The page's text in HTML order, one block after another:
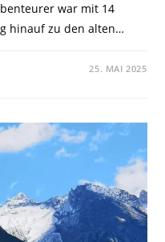
war mit 14
hinauf zu den alten…
25. MAI 2025